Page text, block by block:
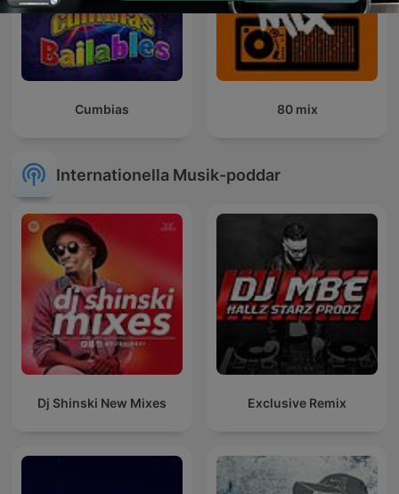
Cumbias 80 mix
Internationella Musik-poddar
Dj Shinski New Mixes Exclusive Remix